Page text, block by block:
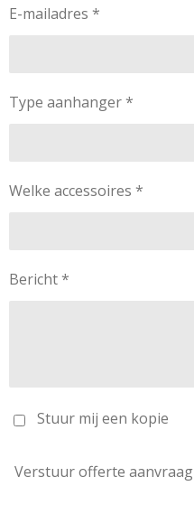
E-mailadres *
Type aanhanger *
Welke accessoires *
Bericht *
Stuur mij een kopie
Verstuur offerte aanvraag